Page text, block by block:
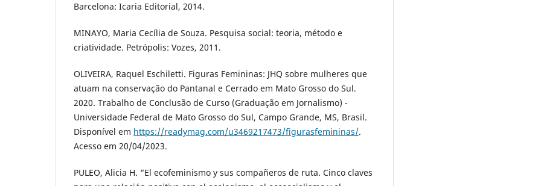
Barcelona: Icaria Editorial, 2014.
MINAYO, Maria Cecília de Souza. Pesquisa social: teoria, método e
criatividade. Petrópolis: Vozes, 2011.
OLIVEIRA, Raquel Eschiletti. Figuras Femininas: JHQ sobre mulheres que
atuam na conservação do Pantanal e Cerrado em Mato Grosso do Sul.
2020. Trabalho de Conclusão de Curso (Graduação em Jornalismo) -
Universidade Federal de Mato Grosso do Sul, Campo Grande, MS, Brasil.
Disponível em https://readymag.com/u3469217473/figurasfemininas/.
Acesso em 20/04/2023.
PULEO, Alicia H. “El ecofeminismo y sus compañeros de ruta. Cinco claves